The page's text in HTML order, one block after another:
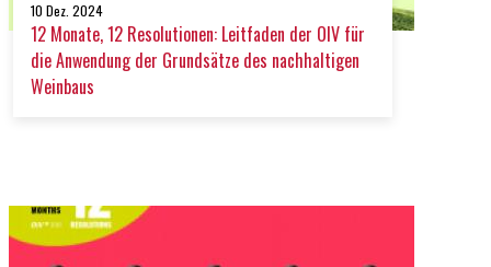
10 Dez. 2024
12 Monate, 12 Resolutionen: Leitfaden der OIV für
die Anwendung der Grundsätze des nachhaltigen
Weinbaus